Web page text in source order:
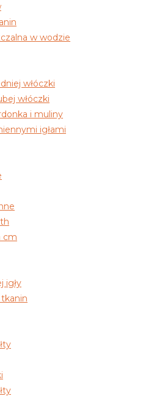
w wodzie
włóczki
włóczki
i muliny
igłami
cm
igły